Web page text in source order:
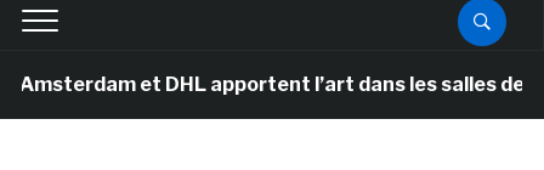
et DHL apportent l’art dans les salles de